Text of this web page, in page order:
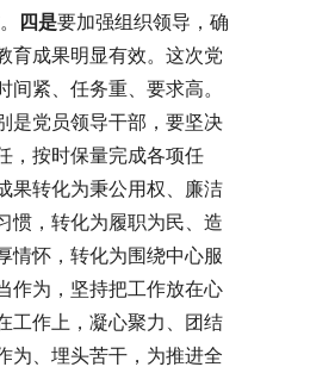
四是要加强组织领导，确
育成果明显有效。这次党
间紧、任务重、要求高。
是党员领导干部，要坚决
，按时保量完成各项任
果转化为秉公用权、廉洁
惯，转化为履职为民、造
情怀，转化为围绕中心服
作为，坚持把工作放在心
工作上，凝心聚力、团结
为、埋头苦干，为推进全